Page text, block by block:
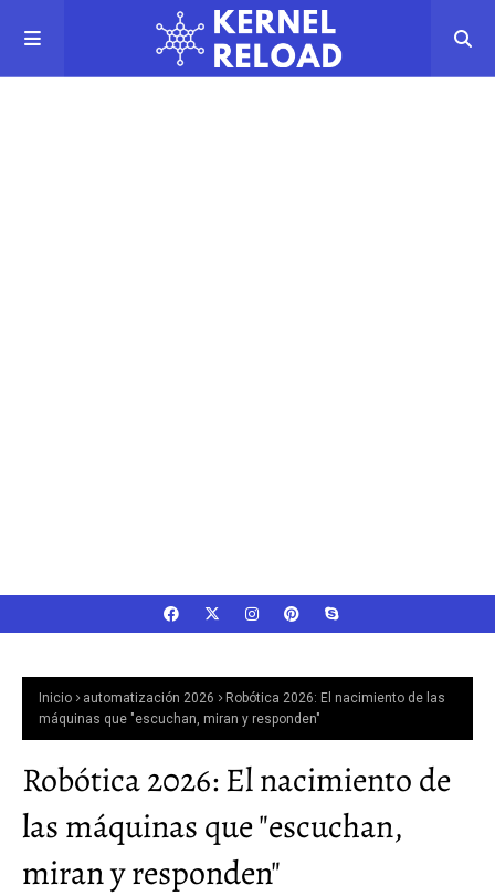
Inicio automatización 2026
Robótica 2026: El nacimiento de las
máquinas que "escuchan, miran y responden"
Robótica 2026: El nacimiento de
las máquinas que "escuchan,
miran y responden"